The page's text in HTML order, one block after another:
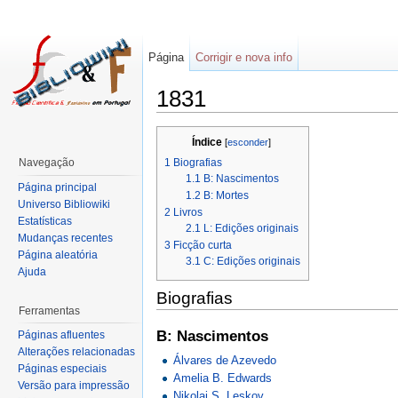
1831
Índice [esconder]
1 Biografias
1.1 B: Nascimentos
1.2 B: Mortes
2 Livros
2.1 L: Edições originais
3 Ficção curta
3.1 C: Edições originais
Biografias
B: Nascimentos
Álvares de Azevedo
Amelia B. Edwards
Página Corrigir e nova info
Navegação
Página principal
Universo Bibliowiki
Estatísticas
Mudanças recentes
Página aleatória
Ajuda
Ferramentas
Páginas afluentes
Alterações relacionadas
Páginas especiais
Versão para impressão